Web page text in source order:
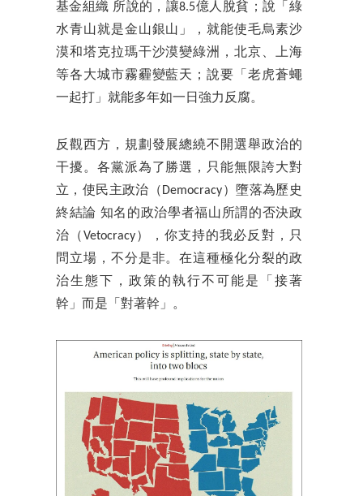
基金組織 所說的，讓8.5億人脫貧；說「綠
水青山就是金山銀山」，就能使毛烏素沙
漠和塔克拉瑪干沙漠變綠洲，北京、上海
等各大城市霧霾變藍天；說要「老虎蒼蠅
一起打」就能多年如一日強力反腐。
反觀西方，規劃發展總繞不開選舉政治的
干擾。各黨派為了勝選，只能無限誇大對
立，使民主政治（Democracy）墮落為歷史
終結論 知名的政治學者福山所謂的否決政
治（Vetocracy），你支持的我必反對，只
問立場，不分是非。在這種極化分裂的政
治生態下，政策的執行不可能是「接著
幹」而是「對著幹」。